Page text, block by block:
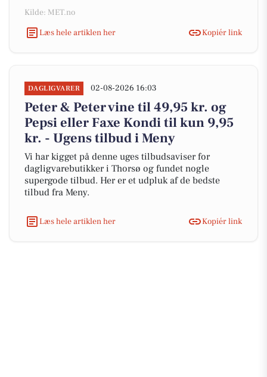
Kilde: MET.no
Læs hele artiklen her
Kopiér link
DAGLIGVARER 02-08-2026 16:03
Peter & Peter vine til 49,95 kr. og
Pepsi eller Faxe Kondi til kun 9,95
kr. - Ugens tilbud i Meny
Vi har kigget på denne uges tilbudsaviser for
dagligvarebutikker i Thorsø og fundet nogle
supergode tilbud. Her er et udpluk af de bedste
tilbud fra Meny.
Læs hele artiklen her Kopiér link